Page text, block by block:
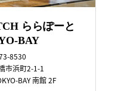
ららぽーと
BAY
8530
市浜町2-1-1
BAY 南館 2F